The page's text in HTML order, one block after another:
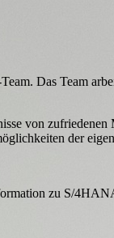
Das Team
von
der
zu S/